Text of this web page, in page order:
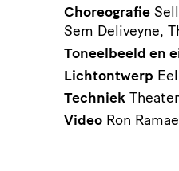
Choreografie
Sem Deliveyne,
Toneelbeeld en
Lichtontwerp
Techniek
Video Ron